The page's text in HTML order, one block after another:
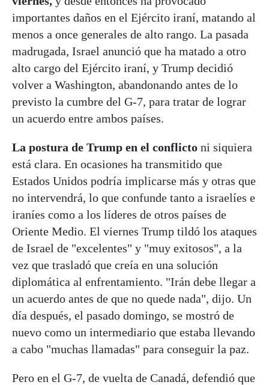
importantes daños en el Ejército iraní, matando al
menos a once generales de alto rango. La pasada
madrugada, Israel anunció que ha matado a otro
alto cargo del Ejército iraní, y Trump decidió
volver a Washington, abandonando antes de lo
previsto la cumbre del G-7, para tratar de lograr
un acuerdo entre ambos países.
La postura de Trump en el conflicto ni siquiera
está clara. En ocasiones ha transmitido que
Estados Unidos podría implicarse más y otras que
no intervendrá, lo que confunde tanto a israelíes e
iraníes como a los líderes de otros países de
Oriente Medio. El viernes Trump tildó los ataques
de Israel de "excelentes" y "muy exitosos", a la
vez que trasladó que creía en una solución
diplomática al enfrentamiento. "Irán debe llegar a
un acuerdo antes de que no quede nada", dijo. Un
día después, el pasado domingo, se mostró de
nuevo como un intermediario que estaba llevando
a cabo "muchas llamadas" para conseguir la paz.
Pero en el G-7, de vuelta de Canadá, defendió que